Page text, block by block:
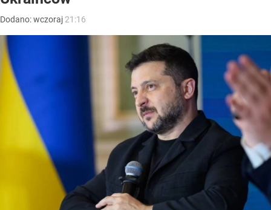
Dodano:wczoraj 21:16